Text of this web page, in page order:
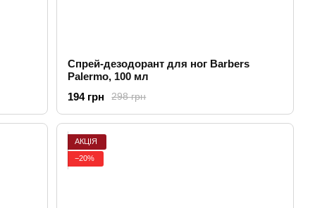
Спрей-дезодорант для ног Barbers
Palermo, 100 мл
298 грн
194 грн
АКЦІЯ
−20%